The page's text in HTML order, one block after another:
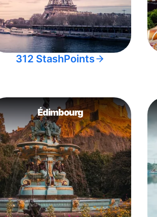
312 StashPoints
Édimbourg